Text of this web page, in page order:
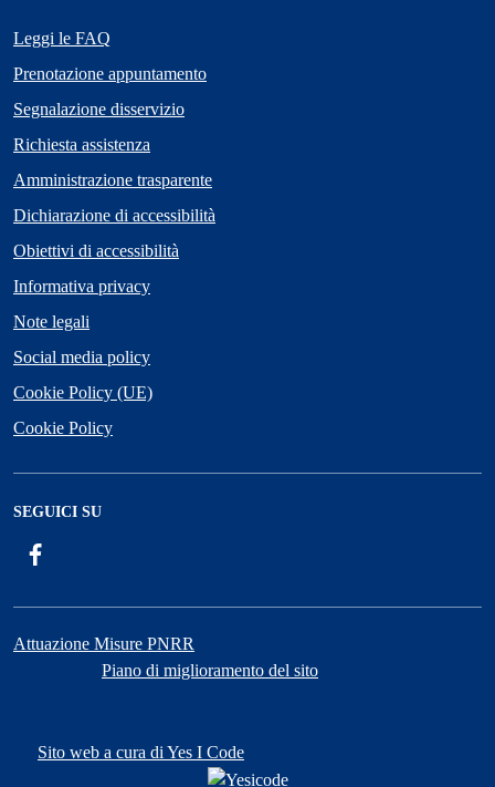
Leggi le FAQ
Prenotazione appuntamento
Segnalazione disservizio
Richiesta assistenza
Amministrazione trasparente
Dichiarazione di accessibilità
Obiettivi di accessibilità
Informativa privacy
Note legali
Social media policy
Cookie Policy (UE)
Cookie Policy
SEGUICI SU
Attuazione Misure PNRR
Piano di miglioramento del sito
Sito web a cura di Yes I Code